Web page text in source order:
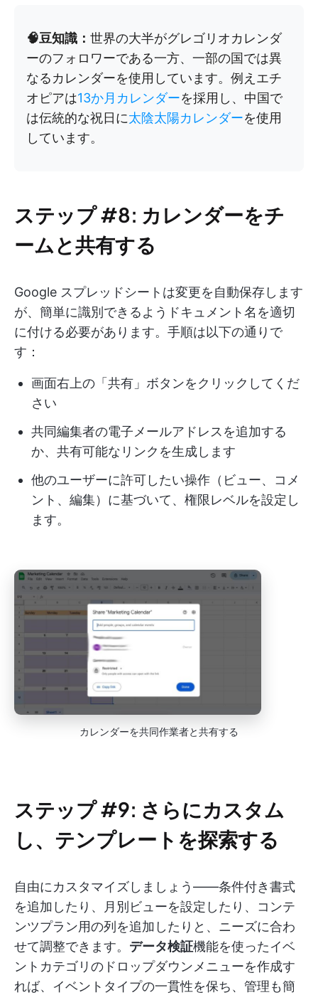
🧠豆知識： 世界の大半がグレゴリオカレンダ
ーのフォロワーである一方、一部の国では異
なるカレンダーを使用しています。例えエチ
オピアは13か月カレンダーを採用し、中国で
は伝統的な祝日に太陰太陽カレンダーを使用
しています。
ステップ #8: カレンダーをチ
ームと共有する
Google スプレッドシートは変更を自動保存します
が、簡単に識別できるようドキュメント名を適切
に付ける必要があります。手順は以下の通りで
す：
画面右上の「共有」ボタンをクリックしてくだ
さい
共同編集者の電子メールアドレスを追加する
か、共有可能なリンクを生成します
他のユーザーに許可したい操作（ビュー、コメ
ント、編集）に基づいて、権限レベルを設定し
ます。
カレンダーを共同作業者と共有する
ステップ #9: さらにカスタム
し、テンプレートを探索する
自由にカスタマイズしましょう——条件付き書式
を追加したり、月別ビューを設定したり、コンテ
ンツプラン用の列を追加したりと、ニーズに合わ
せて調整できます。 データ検証機能を使ったイベ
ントカテゴリのドロップダウンメニューを作成す
れば、イベントタイプの一貫性を保ち、管理も簡